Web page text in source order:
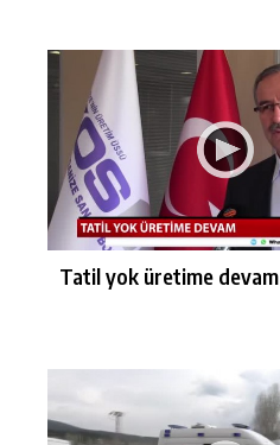
Tatil yok üretime devam